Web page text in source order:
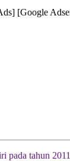
[Google
pada tahun